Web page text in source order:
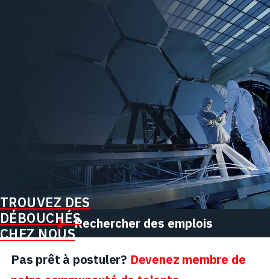
TROUVEZ DES
DÉBOUCHÉS
CHEZ NOUS
Rechercher des emplois
Pas prêt à postuler? Devenez membre de